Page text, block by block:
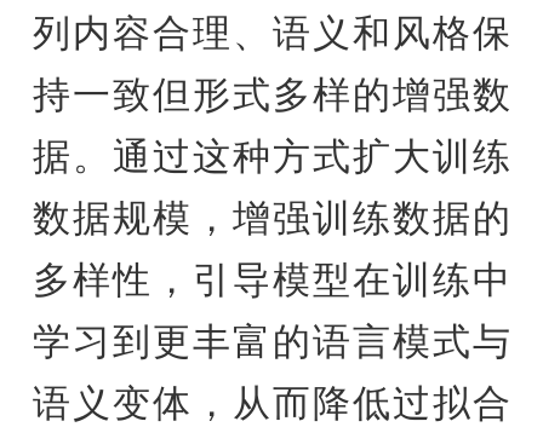
列内容合理、语义和风格保
持一致但形式多样的增强数
据。通过这种方式扩大训练
数据规模，增强训练数据的
多样性，引导模型在训练中
学习到更丰富的语言模式与
语义变体，从而降低过拟合